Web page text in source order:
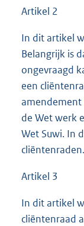
Artikel 2
In dit artikel
Belangrijk is
ongevraagd
een
de Wet werk
Wet Suwi. In
cliëntenraden.
Artikel 3
In dit artikel
cliëntenraad